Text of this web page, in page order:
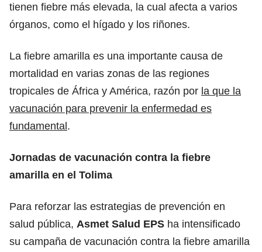
tienen fiebre más elevada, la cual afecta a varios
órganos, como el hígado y los riñones.
La fiebre amarilla es una importante causa de
mortalidad en varias zonas de las regiones
tropicales de África y América, razón por la que la
vacunación para prevenir la enfermedad es
fundamental.
Jornadas de vacunación contra la fiebre
amarilla en el Tolima
Para reforzar las estrategias de prevención en
salud pública, Asmet Salud EPS ha intensificado
su campaña de vacunación contra la fiebre amarilla